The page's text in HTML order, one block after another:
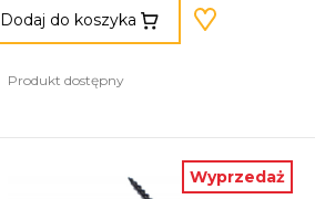
Dodaj do koszyka
Produkt dostępny
Wyprzedaż